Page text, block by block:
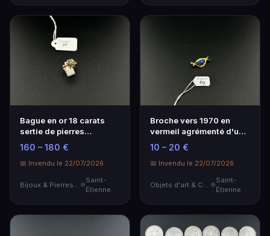
Bague en or 18 carats
sertie de pierres
blanches. Poids : 2,2 g
(manque une pierre
pierre, déformation)
160 – 180 €
📅 Invendu le 22/07/2026
Saint-
Étienne
Broche vers 1970 en
vermeil agrémenté d'un
triplet opale. Poids brut :
10 – 20 €
📅 Invendu le 22/07/2026
Saint-
Étienne